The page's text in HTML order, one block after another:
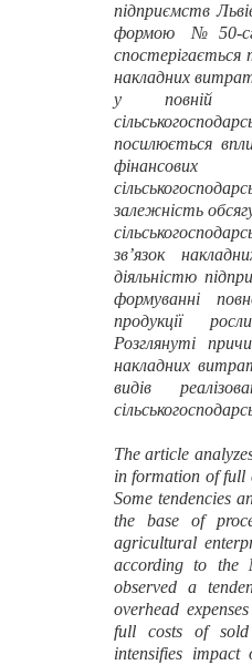
підприємств
формою №50-
накладних
у повній
посилюється
фінансових
залежність
зв’язок
діяльністю
формуванні
продукції
Розглянуті
накладних
видів
The article
in formation of full
Some tendencies
the base of
agricultural
according to the
observed a
overhead
full costs of
intensifies